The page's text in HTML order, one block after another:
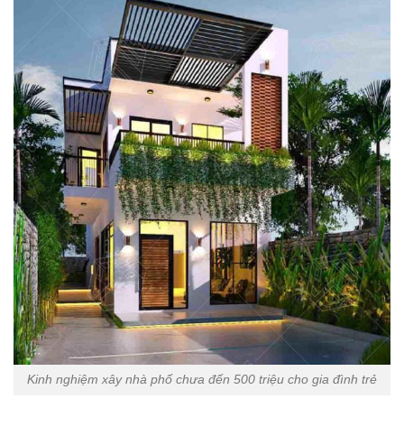
Kinh nghiệm xây nhà phố chưa đến 500 triệu cho gia đình trẻ